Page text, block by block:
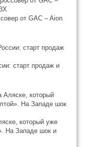
от GAC – Aion
старт продаж и
который уже
На Западе шок и